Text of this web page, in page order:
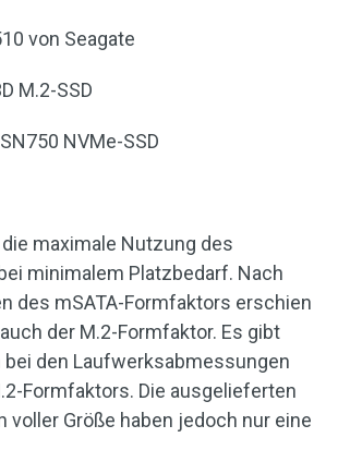
von Seagate
M.2-SSD
NVMe-SSD
maximale Nutzung des
minimalem Platzbedarf. Nach
des mSATA-Formfaktors erschien
der M.2-Formfaktor. Es gibt
den Laufwerksabmessungen
Formfaktors. Die ausgelieferten
voller Größe haben jedoch nur eine